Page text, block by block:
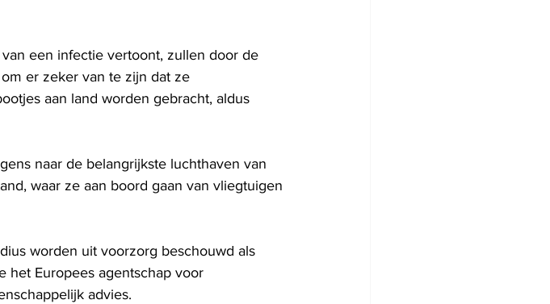
een infectie vertoont, zullen door de
er zeker van te zijn dat ze
aan land worden gebracht, aldus
naar de belangrijkste luchthaven van
waar ze aan boord gaan van vliegtuigen
worden uit voorzorg beschouwd als
het Europees agentschap voor
advies.